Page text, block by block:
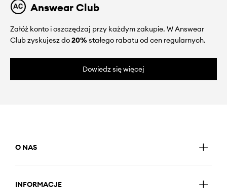
Answear Club
Załóż konto i oszczędzaj przy każdym zakupie. W Answear
Club zyskujesz do20%stałego rabatu od cen regularnych.
Dowiedz się więcej
O NAS
INFORMACJE